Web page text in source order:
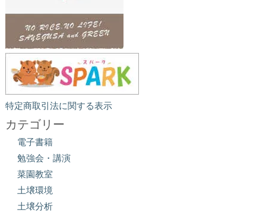
特定商取引法に関する表示
カテゴリー
電子書籍
勉強会・講演
菜園教室
土壌環境
土壌分析